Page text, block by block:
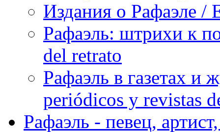
Издания о Рафаэле /
Рафаэль: штрихи к
del retrato
Рафаэль в газетах и
periódicos y revistas
Рафаэль - певец,